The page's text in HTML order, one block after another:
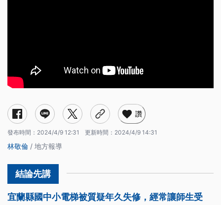
讚
發布時間： 2024/4/9 12:31 更新時間： 2024/4/9 14:31
林敬倫 / 地方報導
宜蘭縣國中小電梯被質疑年久失修，經常讓師生受